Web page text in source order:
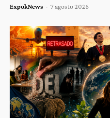
ExpokNews - 7 agosto 2026